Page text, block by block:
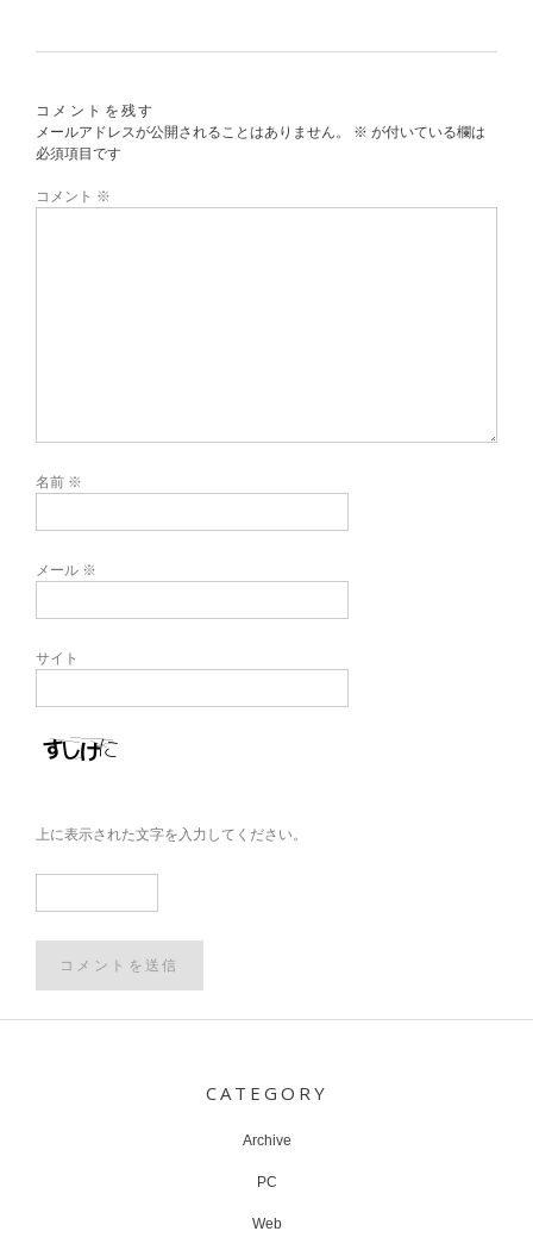
コメントを残す
メールアドレスが公開されることはありません。
※ が付いている欄は
必須項目です
コメント ※
名前 ※
メール ※
サイト
上に表示された文字を入力してください。
CATEGORY
Archive
PC
Web